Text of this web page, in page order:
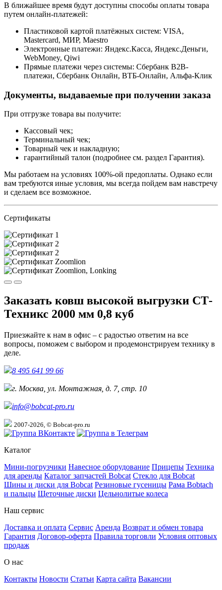
В ближайшее время будут доступны способы оплаты товара
путем онлайн-платежей:
Пластиковой картой платёжных систем: VISA,
Mastercard, МИР, Maestrо
Электронные платежи: Яндекс.Касса, Яндекс.Деньги,
WebMoney, Qiwi
Прямые платежи через системы: Сбербанк B2B-
платежи, Сбербанк Онлайн, ВТБ-Онлайн, Альфа-Клик
Документы, выдаваемые при получении заказа
При отгрузке товара вы получите:
Кассовый чек;
Терминальный чек;
Товарный чек и накладную;
гарантийный талон (подробнее см. раздел Гарантия).
Мы работаем на условиях 100%-ой предоплаты. Однако если
вам требуются иные условия, мы всегда пойдем вам навстречу
и сделаем все возможное.
Сертификаты
Заказать ковш высокой выгрузки СТ-
Техникс 2000 мм 0,8 куб
Приезжайте к нам в офис – с радостью ответим на все
вопросы, поможем с выбором и продемонстрируем технику в
деле.
8 495 641 99 66
г. Москва, ул. Монтажная, д. 7, стр. 10
info@bobcat-pro.ru
2007-2026, © Bobcat-pro.ru
Каталог
Мини-погрузчики Навесное оборудование Прицепы Техника
для аренды Каталог запчастей Bobcat Стекло для Bobcat
Шины и диски для Bobcat Резиновые гусеницы Рама Bobtach
и пальцы Щеточные диски Цельнолитые колеса
Наш сервис
Доставка и оплата Сервис Аренда Возврат и обмен товара
Гарантия Договор-оферта Правила торговли Условия оптовых
продаж
О нас
Контакты Новости Статьи Карта сайта Вакансии